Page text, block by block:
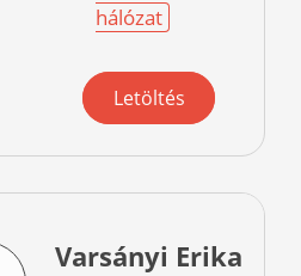
hálózat
Letöltés
Varsányi Erika